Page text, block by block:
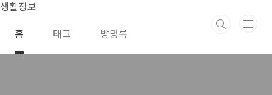
본문 바로가기
생활정보
홈
태그 방명록